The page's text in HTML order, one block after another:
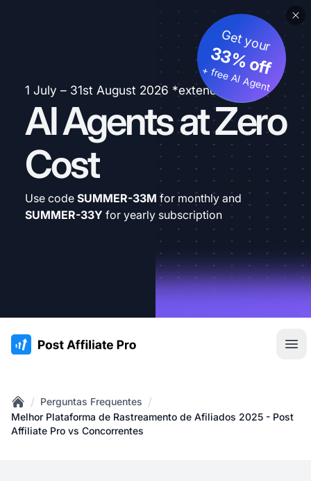
1 July – 31st August 2026 *extended
AI Agents at Zero
Cost
Get your
33% off
+ free AI Agent
Use code SUMMER-33M for monthly and
SUMMER-33Y for yearly subscription
:site.title
Home
/ Perguntas Frequentes /
Melhor Plataforma de Rastreamento de Afiliados 2025 - Post
Affiliate Pro vs Concorrentes